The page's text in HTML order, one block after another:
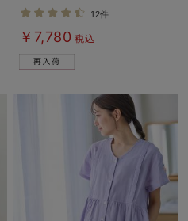
付】
12件
￥7,780 税込